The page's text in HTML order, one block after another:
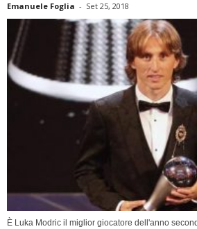
Emanuele Foglia - Set 25, 2018
È Luka Modric il miglior giocatore dell'anno